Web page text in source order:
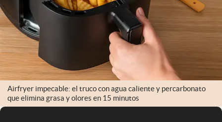
Mediakit
abre en nueva pestaña
Argentina
Airfryer impecable: el truco con agua caliente y percarbonato
que elimina grasa y olores en 15 minutos